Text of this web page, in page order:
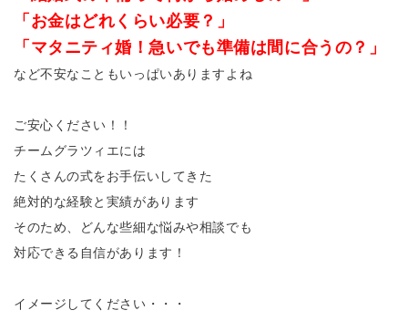
「お金はどれくらい必要？」
「マタニティ婚！急いでも準備は間に合うの？」
など不安なこともいっぱいありますよね
ご安心ください！！
チームグラツィエには
たくさんの式をお手伝いしてきた
絶対的な経験と実績があります
そのため、どんな些細な悩みや相談でも
対応できる自信があります！
イメージしてください・・・